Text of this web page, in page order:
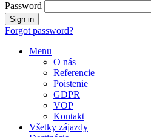
Password
Forgot password?
Menu
O nás
Referencie
Poistenie
GDPR
VOP
Kontakt
Všetky zájazdy